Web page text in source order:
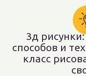
3д
способов и
класс